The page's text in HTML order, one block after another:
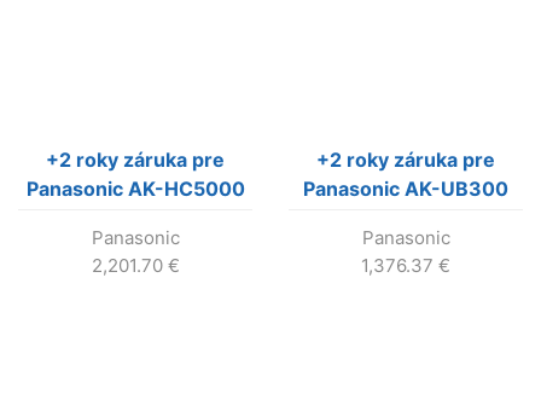
+2 roky záruka pre
Panasonic AK-HC5000
Panasonic
2,201.70 €
+2 roky záruka pre
Panasonic AK-UB300
Panasonic
1,376.37 €